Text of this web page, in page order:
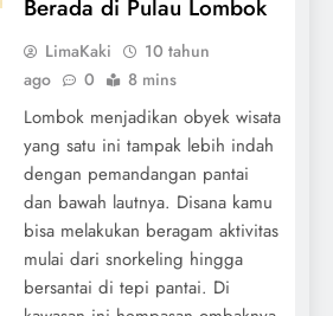
Berada di Pulau Lombok
LimaKaki
10 tahun
ago
0 8 mins
Lombok menjadikan obyek wisata
yang satu ini tampak lebih indah
dengan pemandangan pantai
dan bawah lautnya. Disana kamu
bisa melakukan beragam aktivitas
mulai dari snorkeling hingga
bersantai di tepi pantai. Di